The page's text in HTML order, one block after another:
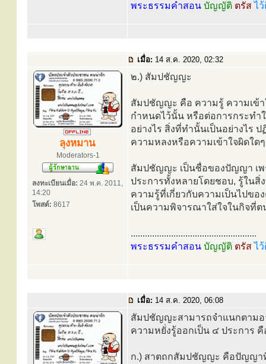
พระธรรมคำสอน บัญญัติ ตรัสไ
เมื่อ: 14 ส.ค. 2020, 02:32
ลุงหมาน
Moderators-1
ลงทะเบียนเมื่อ: 24 พ.ค. 2011,
14:20
โพสต์: 8617
๒.) สัมปชัญญะ
สัมปชัญญะ คือ ความรู้ ความเข้
กำหนดไว้นั้น หรือต่อการกระท
อย่างไร สิ่งที่ทำนั้นเป็นอย่างไร
ความหลงหรือความเข้าใจผิดใ
สัมปชัญญะ เป็นชื่อของปัญญา เพ
ประการทั้งหลายโดยชอบ, รู้ในสิ่
ความรู้ที่เกี่ยวกับความเป็นไปขอ
เป็นความพิจารณาใส่ใจในกิจที่
.....................................................
พระธรรมคำสอน บัญญัติ ตรัสไ
เมื่อ: 14 ส.ค. 2020, 06:08
สัมปชัญญะสามารถจำแนกตามอ
ความหยั่งรู้ออกเป็น ๔ ประการ คื
ก.) สาตถกสัมปชัญญะ คือปัญญา